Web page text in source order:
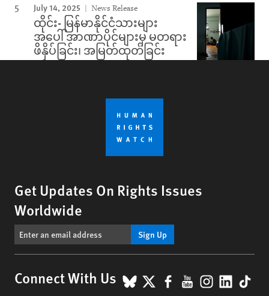
July 14, 2025 News Release
ထိုင်း- မြန်မာနိုင်ငံသားများ
အပေါ် အာဏာပိုင်များမှ မတရား
ဖိနှိပ်ခြင်း၊ အမြတ်ထုတ်ခြင်း
Get Updates On Rights Issues
Worldwide
Sign Up
Connect With Us BlueSky
X Facebook
YouTube